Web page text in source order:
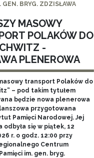
GEN. BRYG. ZDZISŁAWA
MASOWY
POLAKÓW DO
-
PLENEROWA
transport Polaków do
– pod takim tytułem
będzie nowa plenerowa
przygotowana
Pamięci Narodowej. Jej
odbyła się w piątek, 12
r. o godz. 12:00 przy
Centrum
im. gen. bryg.